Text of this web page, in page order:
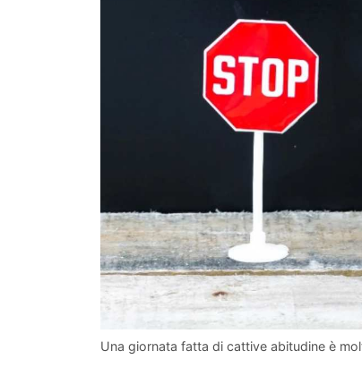
Una giornata fatta di cattive abitudine è